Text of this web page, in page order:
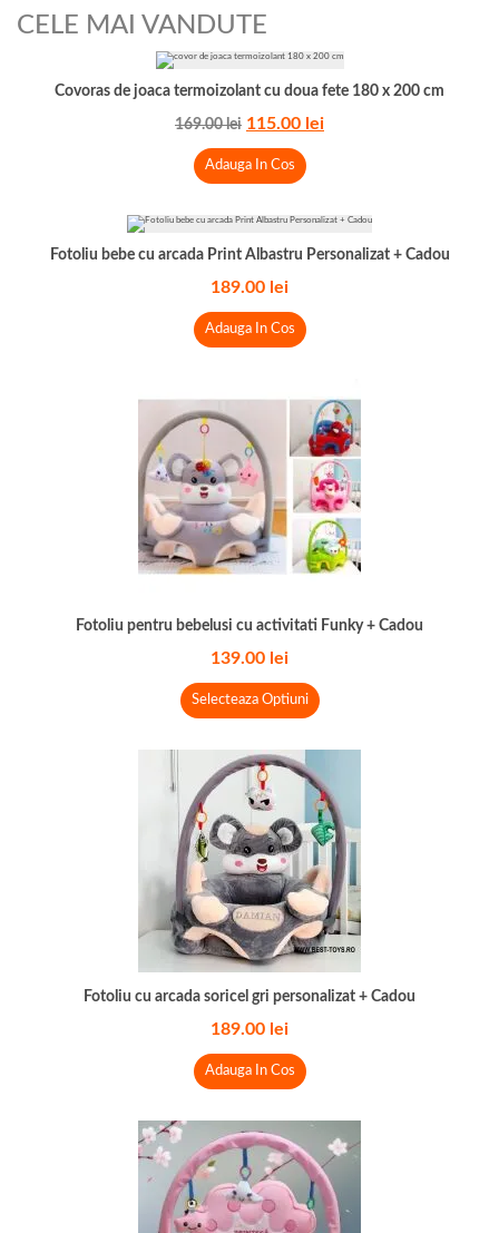
CELE MAI VANDUTE
Covoras de joaca termoizolant cu doua fete 180 x 200 cm
169.00lei 115.00 lei
Adauga In Cos
Fotoliu bebe cu arcada Print Albastru Personalizat + Cadou
189.00 lei
Adauga In Cos
Fotoliu pentru bebelusi cu activitati Funky + Cadou
139.00 lei
Selecteaza Optiuni
Fotoliu cu arcada soricel gri personalizat + Cadou
189.00 lei
Adauga In Cos